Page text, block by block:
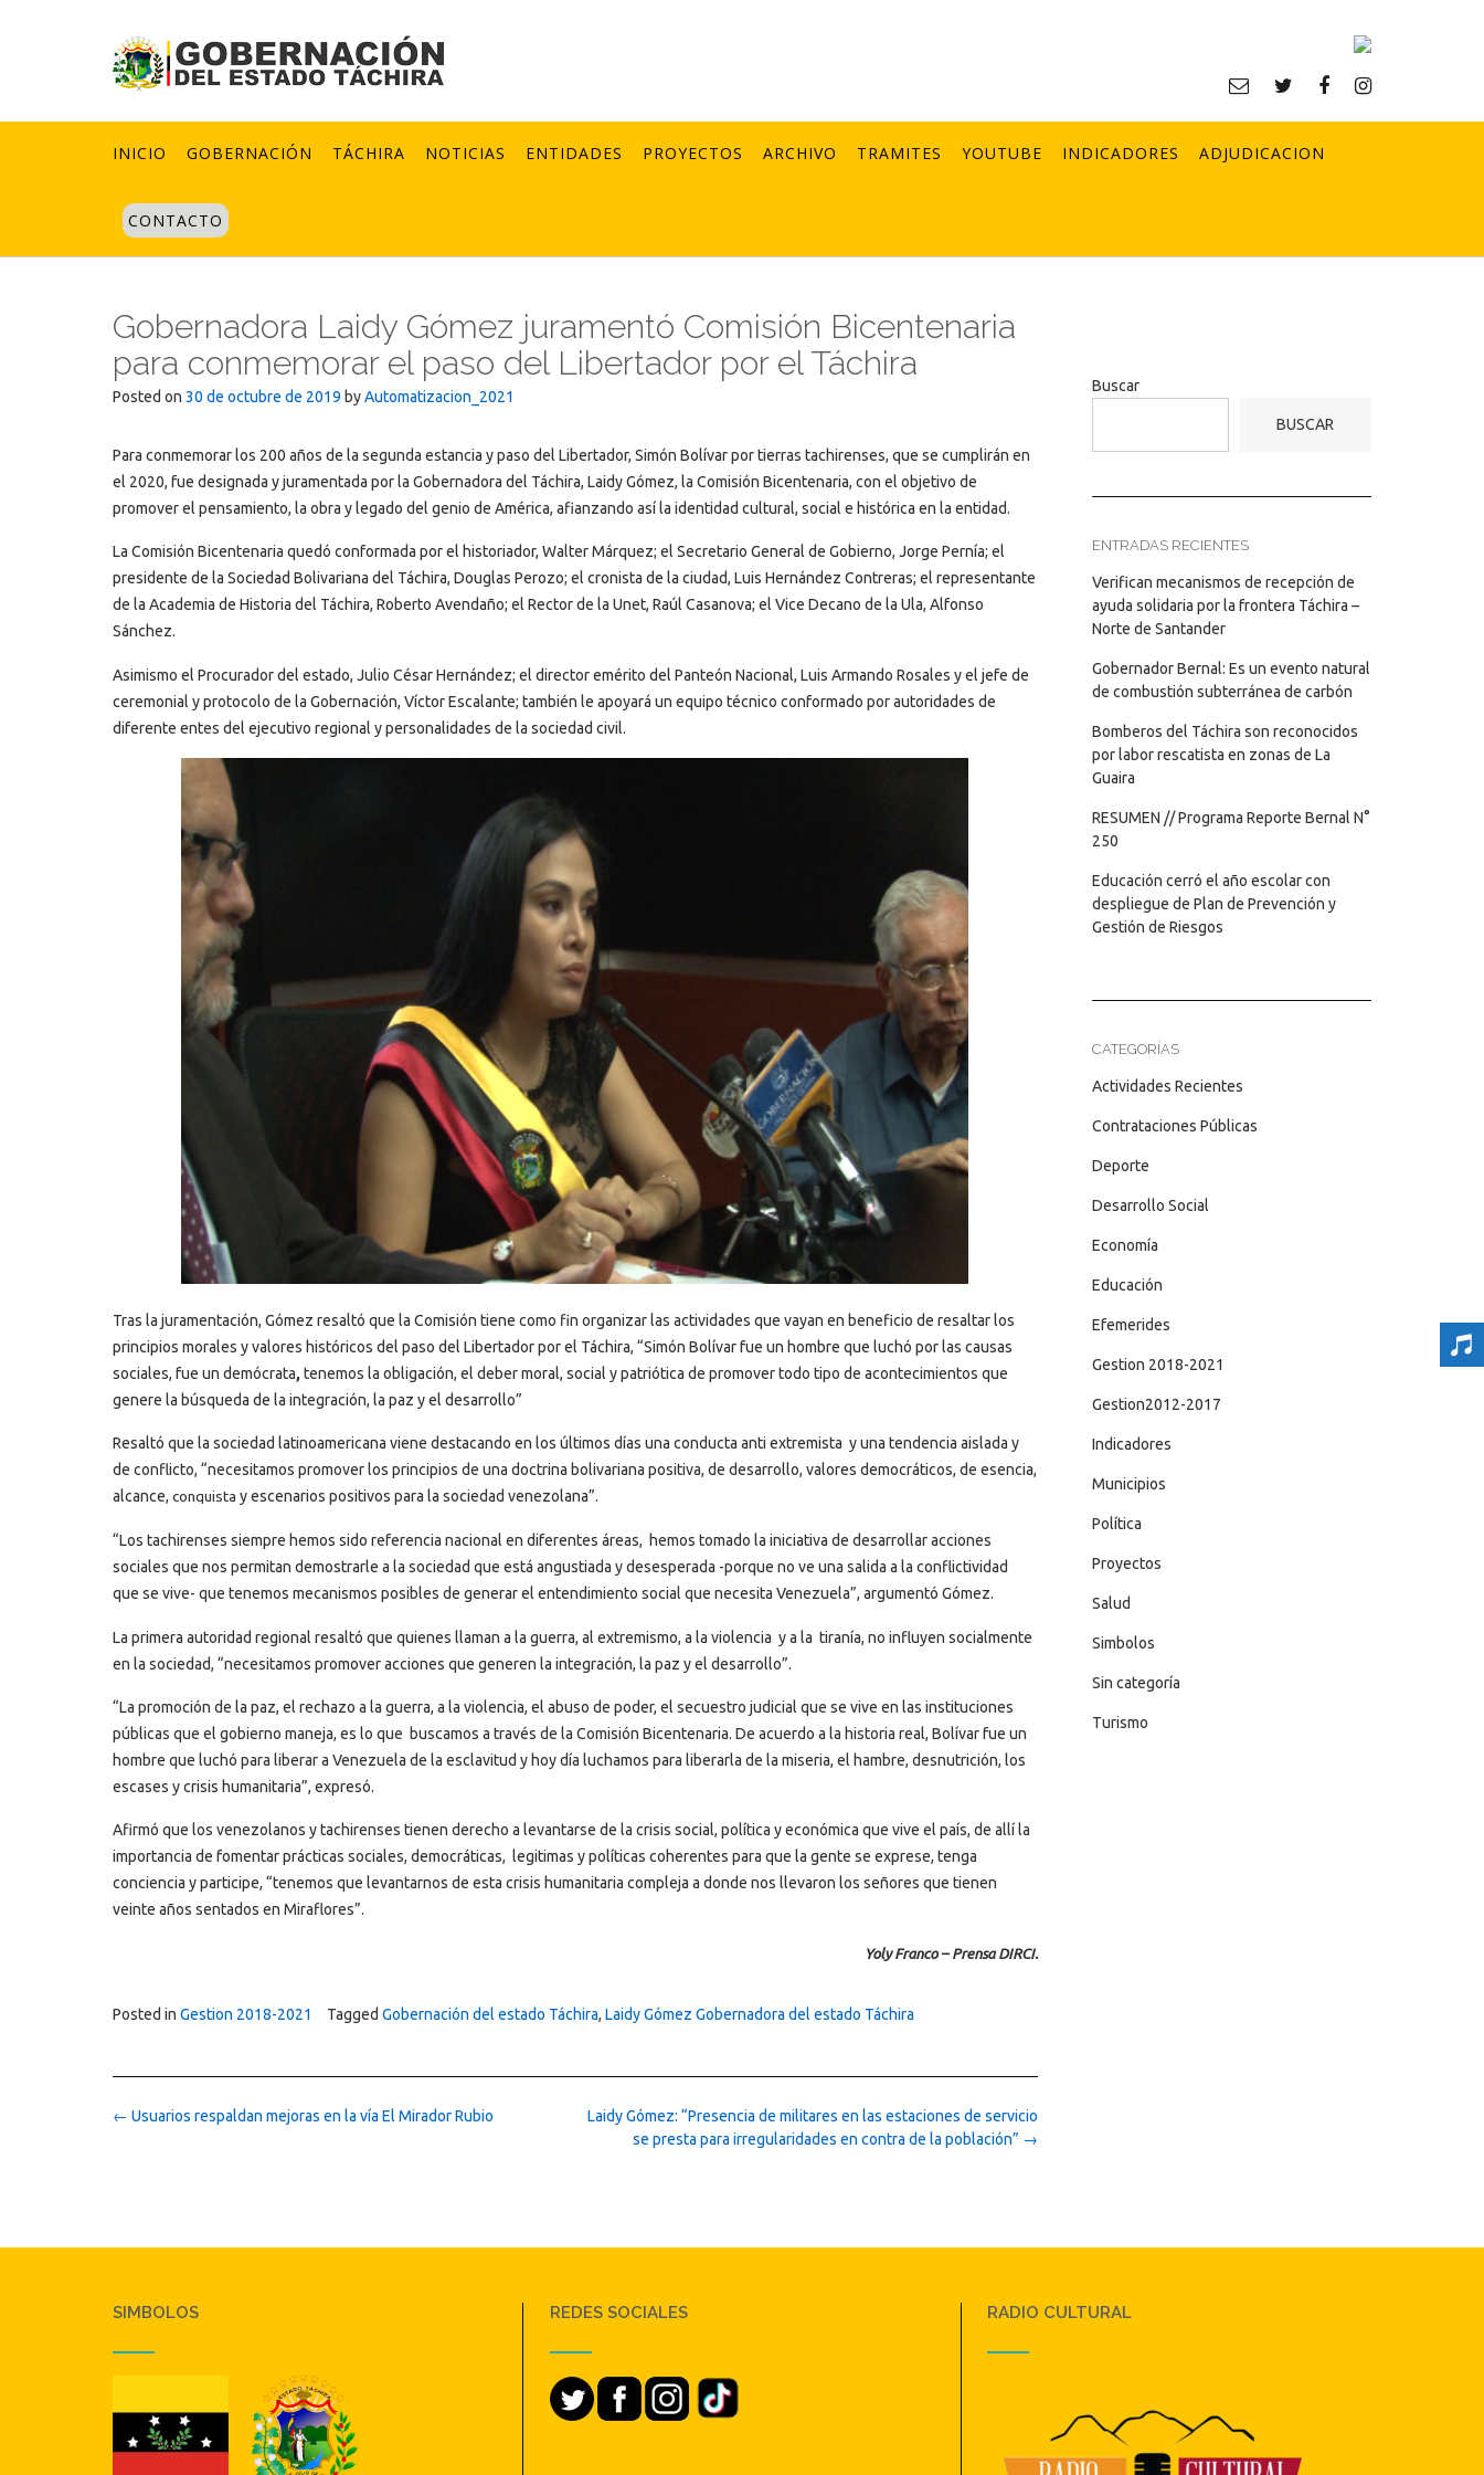
INICIO GOBERNACIÓN TÁCHIRA NOTICIAS ENTIDADES PROYECTOS ARCHIVO TRAMITES YOUTUBE INDICADORES ADJUDICACION
CONTACTO
Gobernadora Laidy Gómez juramentó Comisión Bicentenaria
para conmemorar el paso del Libertador por el Táchira
Posted on 30 de octubre de 2019 byAutomatizacion_2021
Para conmemorar los 200 años de la segunda estancia y paso del Libertador, Simón Bolívar por tierras tachirenses, que se cumplirán en
el 2020, fue designada y juramentada por la Gobernadora del Táchira, Laidy Gómez, la Comisión Bicentenaria, con el objetivo de
promover el pensamiento, la obra y legado del genio de América, afianzando así la identidad cultural, social e histórica en la entidad.
La Comisión Bicentenaria quedó conformada por el historiador, Walter Márquez; el Secretario General de Gobierno, Jorge Pernía; el
presidente de la Sociedad Bolivariana del Táchira, Douglas Perozo; el cronista de la ciudad, Luis Hernández Contreras; el representante
de la Academia de Historia del Táchira, Roberto Avendaño; el Rector de la Unet, Raúl Casanova; el Vice Decano de la Ula, Alfonso
Sánchez.
Asimismo el Procurador del estado, Julio César Hernández; el director emérito del Panteón Nacional, Luis Armando Rosales y el jefe de
ceremonial y protocolo de la Gobernación, Víctor Escalante; también le apoyará un equipo técnico conformado por autoridades de
diferente entes del ejecutivo regional y personalidades de la sociedad civil.
Tras la juramentación, Gómez resaltó que la Comisión tiene como fin organizar las actividades que vayan en beneficio de resaltar los
principios morales y valores históricos del paso del Libertador por el Táchira, “Simón Bolívar fue un hombre que luchó por las causas
sociales, fue un demócrata, tenemos la obligación, el deber moral, social y patriótica de promover todo tipo de acontecimientos que
genere la búsqueda de la integración, la paz y el desarrollo”
Resaltó que la sociedad latinoamericana viene destacando en los últimos días una conducta anti extremista y una tendencia aislada y
de conflicto, “necesitamos promover los principios de una doctrina bolivariana positiva, de desarrollo, valores democráticos, de esencia,
alcance, conquista y escenarios positivos para la sociedad venezolana”.
“Los tachirenses siempre hemos sido referencia nacional en diferentes áreas, hemos tomado la iniciativa de desarrollar acciones
sociales que nos permitan demostrarle a la sociedad que está angustiada y desesperada -porque no ve una salida a la conflictividad
que se vive- que tenemos mecanismos posibles de generar el entendimiento social que necesita Venezuela”, argumentó Gómez.
La primera autoridad regional resaltó que quienes llaman a la guerra, al extremismo, a la violencia y a la tiranía, no influyen socialmente
en la sociedad, “necesitamos promover acciones que generen la integración, la paz y el desarrollo”.
“La promoción de la paz, el rechazo a la guerra, a la violencia, el abuso de poder, el secuestro judicial que se vive en las instituciones
públicas que el gobierno maneja, es lo que buscamos a través de la Comisión Bicentenaria. De acuerdo a la historia real, Bolívar fue un
hombre que luchó para liberar a Venezuela de la esclavitud y hoy día luchamos para liberarla de la miseria, el hambre, desnutrición, los
escases y crisis humanitaria”, expresó.
Afirmó que los venezolanos y tachirenses tienen derecho a levantarse de la crisis social, política y económica que vive el país, de allí la
importancia de fomentar prácticas sociales, democráticas, legitimas y políticas coherentes para que la gente se exprese, tenga
conciencia y participe, “tenemos que levantarnos de esta crisis humanitaria compleja a donde nos llevaron los señores que tienen
veinte años sentados en Miraflores”.
Yoly Franco – Prensa DIRCI.
Posted in Gestion 2018-2021 Tagged Gobernación del estado Táchira, Laidy Gómez Gobernadora del estado Táchira
Post
Laidy Gómez: “Presencia de militares en las estaciones de servicio
se presta para irregularidades en contra de la población” →
← Usuarios respaldan mejoras en la vía El Mirador Rubio
Buscar
BUSCAR
ENTRADAS RECIENTES
Verifican mecanismos de recepción de
ayuda solidaria por la frontera Táchira –
Norte de Santander
Gobernador Bernal: Es un evento natural
de combustión subterránea de carbón
Bomberos del Táchira son reconocidos
por labor rescatista en zonas de La
Guaira
RESUMEN // Programa Reporte Bernal N°
250
Educación cerró el año escolar con
despliegue de Plan de Prevención y
Gestión de Riesgos
CATEGORÍAS
Actividades Recientes
Contrataciones Públicas
Deporte
Desarrollo Social
Economía
Educación
Efemerides
Gestion 2018-2021
Gestion2012-2017
Indicadores
Municipios
Política
Proyectos
Salud
Simbolos
Sin categoría
Turismo
SIMBOLOS REDES SOCIALES RADIO CULTURAL